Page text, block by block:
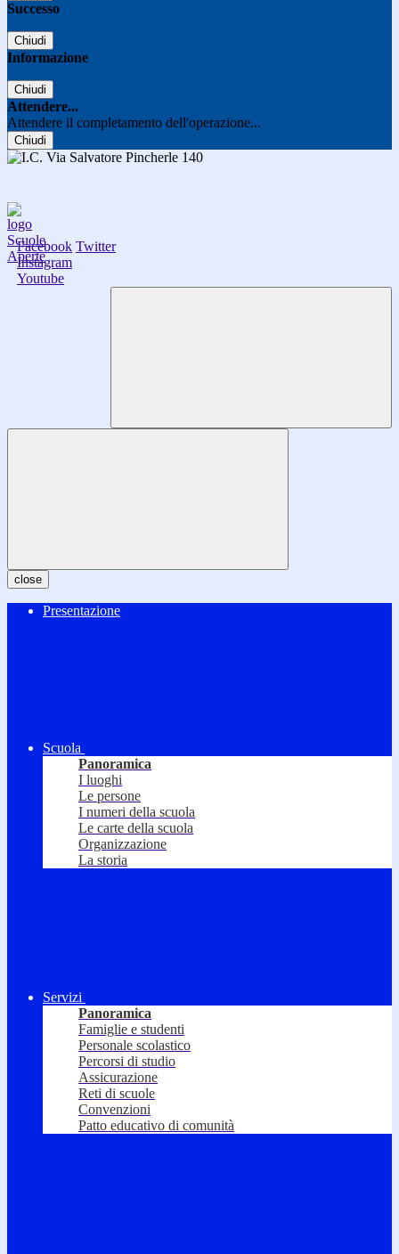
Successo
Chiudi
Informazione
Chiudi
Attendere...
Attendere il completamento dell'operazione...
Chiudi
Facebook Twitter
Instagram
Youtube
close
Presentazione
Scuola
Panoramica
I luoghi
Le persone
I numeri della scuola
Le carte della scuola
Organizzazione
La storia
Servizi
Panoramica
Famiglie e studenti
Personale scolastico
Percorsi di studio
Assicurazione
Reti di scuole
Convenzioni
Patto educativo di comunità